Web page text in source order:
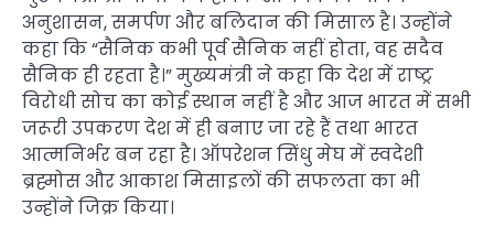
अनुशासन, समर्पण और बलिदान की मिसाल है। उन्होंने
कहा कि “सैनिक कभी पूर्व सैनिक नहीं होता, वह सदैव
सैनिक ही रहता है।” मुख्यमंत्री ने कहा कि देश में राष्ट्र
विरोधी सोच का कोई स्थान नहीं है और आज भारत में सभी
जरूरी उपकरण देश में ही बनाए जा रहे हैं तथा भारत
आत्मनिर्भर बन रहा है। ऑपरेशन सिंधु मेघ में स्वदेशी
ब्रह्मोस और आकाश मिसाइलों की सफलता का भी
उन्होंने जिक्र किया।